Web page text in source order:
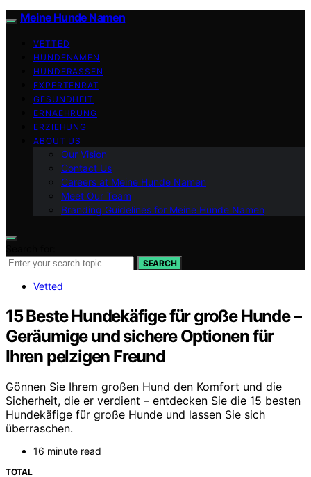
Meine Hunde Namen
VETTED
HUNDENAMEN
HUNDERASSEN
EXPERTENRAT
GESUNDHEIT
ERNAEHRUNG
ERZIEHUNG
ABOUT US
Our Vision
Contact Us
Careers at Meine Hunde Namen
Meet Our Team
Branding Guidelines for Meine Hunde Namen
SEARCH
Vetted
15 Beste Hundekäfige für große Hunde –
Geräumige und sichere Optionen für
Ihren pelzigen Freund
Gönnen Sie Ihrem großen Hund den Komfort und die
Sicherheit, die er verdient – entdecken Sie die 15 besten
Hundekäfige für große Hunde und lassen Sie sich
überraschen.
16 minute read
TOTAL